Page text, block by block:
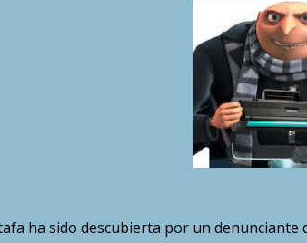
ha sido descubierta por un denunciante